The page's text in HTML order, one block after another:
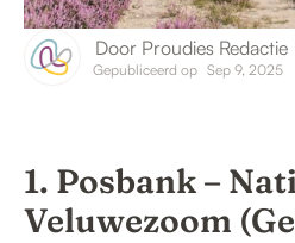
Door Proudies Redactie
Gepubliceerd op Sep 9, 2025
1. Posbank –
Veluwezoom